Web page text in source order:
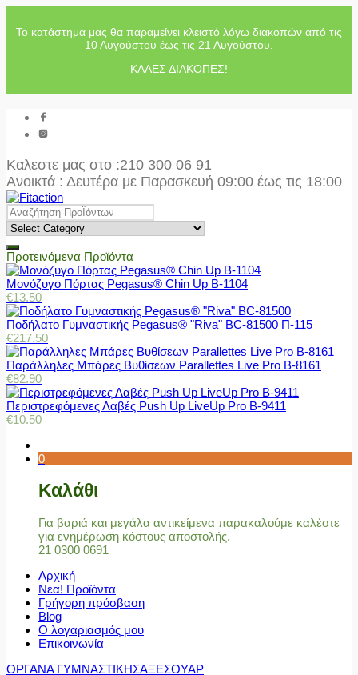
Το κατάστημα μας θα παραμείνει κλειστό λόγω διακοπών από τις
10 Αυγούστου έως τις 21 Αυγούστου.
ΚΑΛΕΣ ΔΙΑΚΟΠΕΣ!
Καλεστε μας στο :210 300 06 91
Ανοικτά : Δευτέρα με Παρασκευή 09:00 έως τις 18:00
Προτεινόμενα Προϊόντα
Μονόζυγο Πόρτας Pegasus® Chin Up Β-1104
€13.50
Ποδήλατο Γυμναστικής Pegasus® "Riva" BC-81500 Π-115
€217.50
Παράλληλες Μπάρες Βυθίσεων Parallettes Live Pro Β-8161
€82.90
Περιστρεφόμενες Λαβές Push Up LiveUp Pro Β-9411
€10.50
0
Καλάθι
Για βαριά και μεγάλα αντικείμενα παρακαλούμε καλέστε
για ενημέρωση κόστους αποστολής.
21 0300 0691
Αρχική
Νέα! Προϊόντα
Γρήγορη πρόσβαση
Blog
Ο λογαριασμός μου
Επικοινωνία
ΟΡΓΑΝΑ ΓΥΜΝΑΣΤΙΚΗΣΑΞΕΣΟΥΑΡ